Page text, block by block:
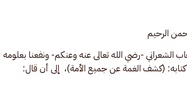
الرحيم
الشعراني -رضي الله تعالى عنه وعنكم- ونفعنا بعلومه
(كشف الغمة عن جميع الأمة)،  إلى أن قال: